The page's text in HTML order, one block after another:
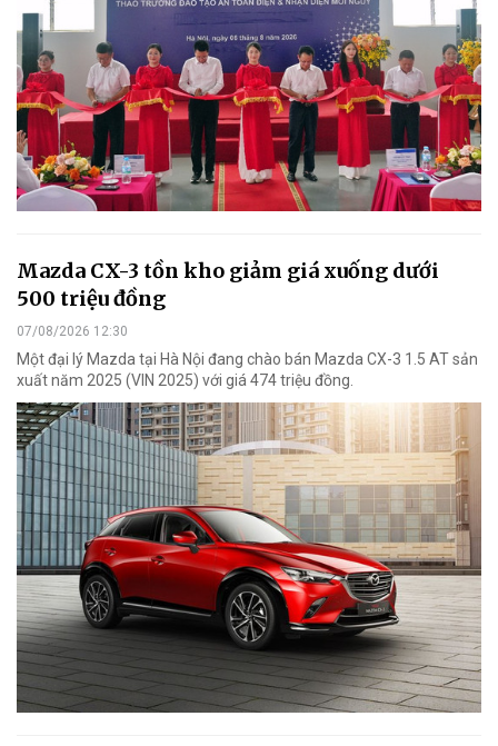
Mazda CX-3 tồn kho giảm giá xuống dưới
500 triệu đồng
07/08/2026 12:30
Một đại lý Mazda tại Hà Nội đang chào bán Mazda CX-3 1.5 AT sản
xuất năm 2025 (VIN 2025) với giá 474 triệu đồng.